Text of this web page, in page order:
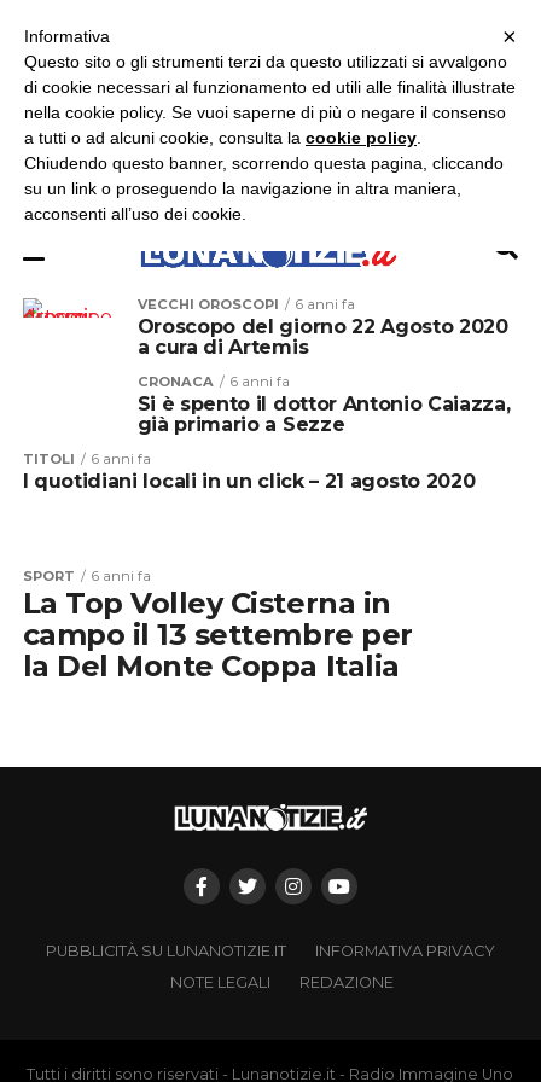
ASCOLTA RADIO LUNA
VECCHI OROSCOPI 6 anni fa
Oroscopo del giorno 22 Agosto 2020
a cura di Artemis
CRONACA 6 anni fa
Si è spento il dottor Antonio Caiazza,
già primario a Sezze
TITOLI 6 anni fa
I quotidiani locali in un click – 21 agosto 2020
SPORT 6 anni fa
La Top Volley Cisterna in
campo il 13 settembre per
la Del Monte Coppa Italia
PUBBLICITÀ SU LUNANOTIZIE.IT
INFORMATIVA PRIVACY
NOTE LEGALI
REDAZIONE
Tutti i diritti sono riservati - Lunanotizie.it - Radio Immagine Uno
×
×
Informativa
Questo sito o gli strumenti terzi da questo utilizzati si avvalgono
di cookie necessari al funzionamento ed utili alle finalità illustrate
nella cookie policy. Se vuoi saperne di più o negare il consenso
a tutti o ad alcuni cookie, consulta la cookie policy
Chiudendo questo banner, scorrendo questa pagina, cliccando
su un link o proseguendo la navigazione in altra maniera,
acconsenti all’uso dei cookie.